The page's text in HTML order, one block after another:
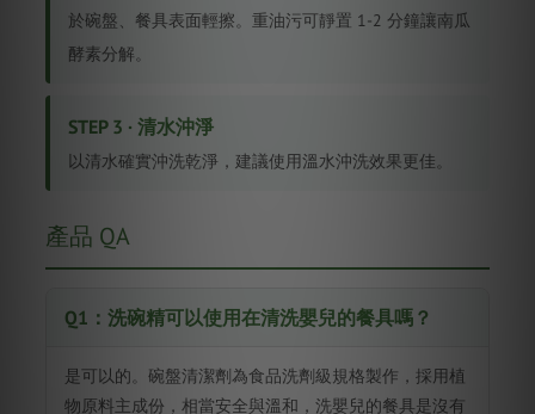
於碗盤、餐具表面輕擦。重油污可靜置 1-2 分鐘讓南瓜
酵素分解。
STEP 3 · 清水沖淨
以清水確實沖洗乾淨，建議使用溫水沖洗效果更佳。
產品 QA
Q1：洗碗精可以使用在清洗嬰兒的餐具嗎？
是可以的。碗盤清潔劑為食品洗劑級規格製作，採用植
物原料主成份，相當安全與溫和，洗嬰兒的餐具是沒有